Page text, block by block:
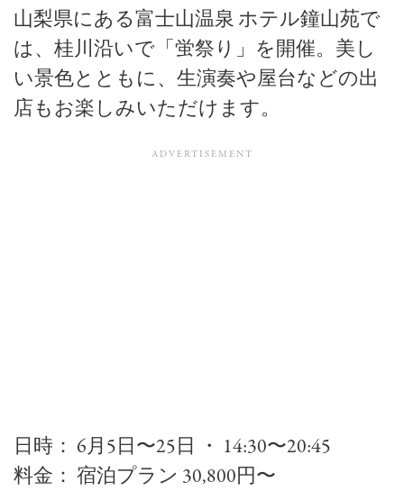
山梨県にある富士山温泉 ホテル鐘山苑で
は、桂川沿いで「蛍祭り」を開催。美し
い景色とともに、生演奏や屋台などの出
店もお楽しみいただけます。
日時： 6月5日〜25日 ・ 14:30〜20:45
料金： 宿泊プラン 30,800円〜